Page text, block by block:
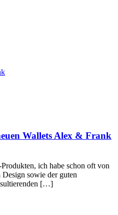
Wallets Alex & Frank
ich habe schon oft von
sowie der guten
[…]